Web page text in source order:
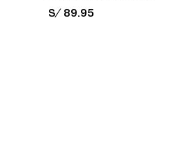
PRICE:
S/ 89.95